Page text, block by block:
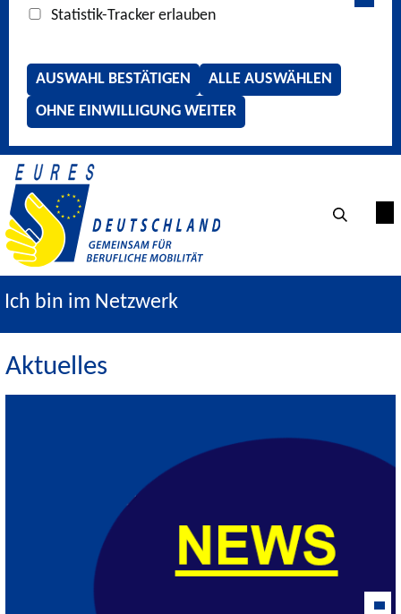
Statistik-Tracker erlauben
AUSWAHL BESTÄTIGEN
ALLE AUSWÄHLEN
OHNE EINWILLIGUNG WEITER
Ich bin im Netzwerk
Aktuelles